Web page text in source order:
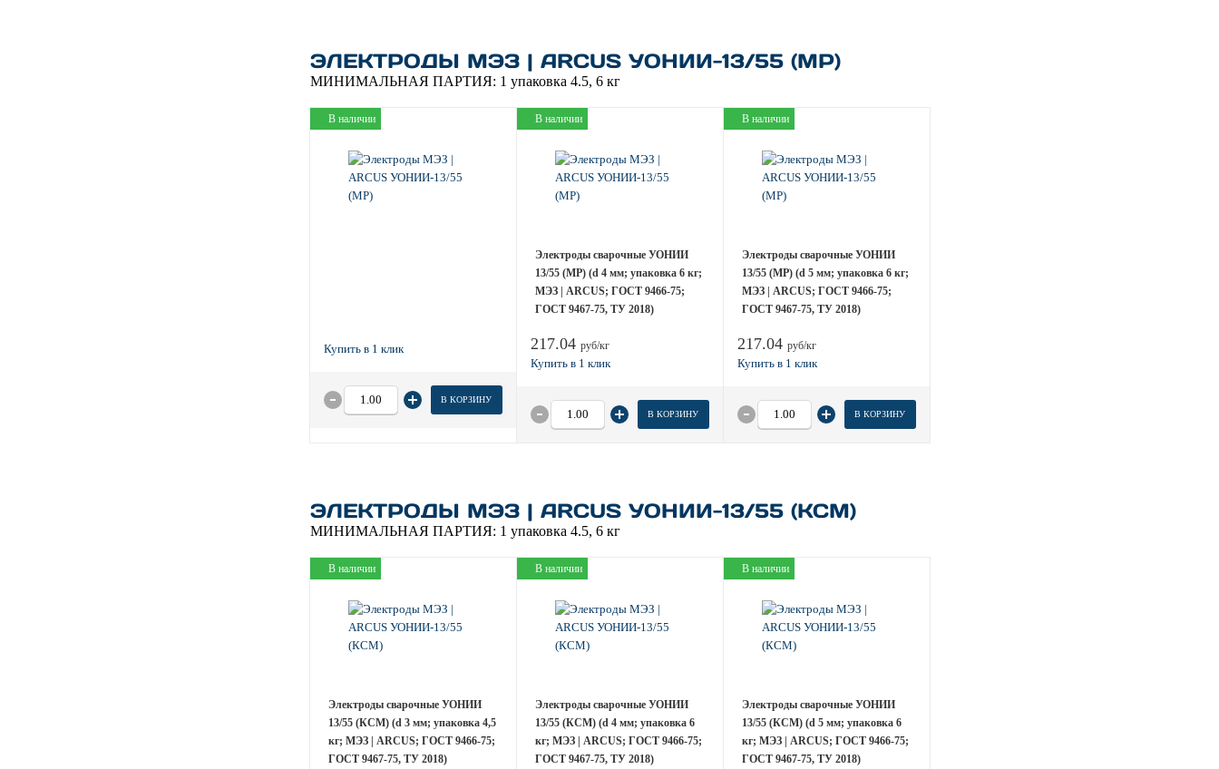
ЭЛЕКТРОДЫ МЭЗ | ARCUS УОНИИ-13/55 (МР)
МИНИМАЛЬНАЯ ПАРТИЯ: 1 упаковка 4.5, 6 кг
В наличии
В КОРЗИНУ
В наличии
Электроды сварочные УОНИИ
13/55 (МР) (d 4 мм; упаковка 6 кг;
МЭЗ | ARCUS; ГОСТ 9466-75;
ГОСТ 9467-75, ТУ 2018)
217.04 руб/кг
В КОРЗИНУ
В наличии
Электроды сварочные УОНИИ
13/55 (МР) (d 5 мм; упаковка 6 кг;
МЭЗ | ARCUS; ГОСТ 9466-75;
ГОСТ 9467-75, ТУ 2018)
217.04 руб/кг
В КОРЗИНУ
ЭЛЕКТРОДЫ МЭЗ | ARCUS УОНИИ-13/55 (КСМ)
МИНИМАЛЬНАЯ ПАРТИЯ: 1 упаковка 4.5, 6 кг
В наличии
Электроды сварочные УОНИИ
13/55 (КСМ) (d 3 мм; упаковка 4,5
кг; МЭЗ | ARCUS; ГОСТ 9466-75;
ГОСТ 9467-75, ТУ 2018)
В наличии
Электроды сварочные УОНИИ
13/55 (КСМ) (d 4 мм; упаковка 6
кг; МЭЗ | ARCUS; ГОСТ 9466-75;
ГОСТ 9467-75, ТУ 2018)
В наличии
Электроды сварочные УОНИИ
13/55 (КСМ) (d 5 мм; упаковка 6
кг; МЭЗ | ARCUS; ГОСТ 9466-75;
ГОСТ 9467-75, ТУ 2018)